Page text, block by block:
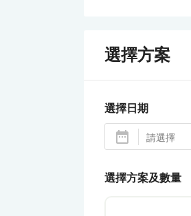
選擇方案
選擇日期
選擇方案及數量